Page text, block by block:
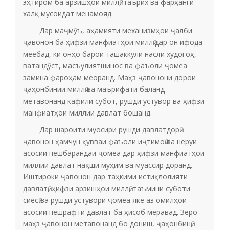
халқ мусоидат менамояд.
Дар маҷмӯъ, аҳамияти механизмҳои ҷалби
ҷавонон ба ҳифзи манфиатҳои миллӣ дар он ифода
меёбад, ки онҳо барои ташаккули насли худогоҳ,
ватандӯст, масъулиятшинос ва фаъоли ҷомеа
замина фароҳам меоранд. Маҳз ҷавонони дорои
ҷаҳонбинии миллӣ ва маърифати баланд
метавонанд кафили субот, рушди устувор ва ҳифзи
манфиатҳои миллии давлат бошанд.
Дар шароити муосири рушди давлатдорӣ
ҷавонон ҳамчун қувваи фаъоли иҷтимоӣ ва неруи
асосии пешбарандаи ҷомеа дар ҳифзи манфиатҳои
миллии давлат нақши муҳим ва муассир доранд.
Иштироки ҷавонон дар таҳкими истиқлолияти
давлатӣ, ҳифзи арзишҳои миллӣ, таъмини суботи
сиёсӣ ва рушди устувори ҷомеа яке аз омилҳои
асосии пешрафти давлат ба ҳисоб меравад. Зеро
маҳз ҷавонон метавонанд бо дониш, ҷаҳонбинӣ,